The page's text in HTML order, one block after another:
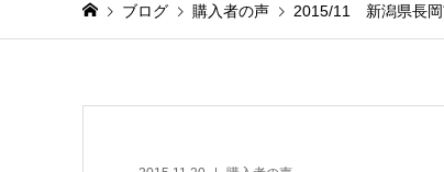
ブログ 購入者の声 2015/11 新潟県長